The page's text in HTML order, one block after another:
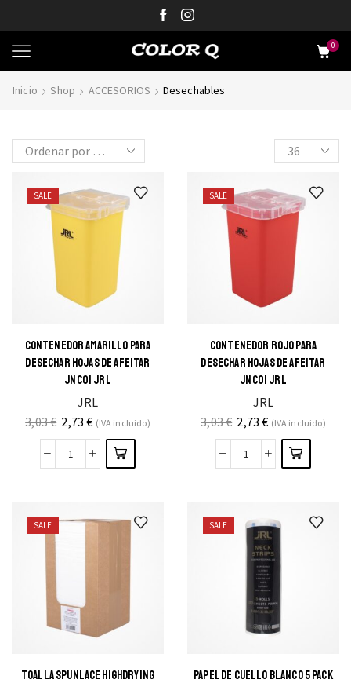
0
Inicio Shop ACCESORIOS Desechables
SALE
CONTENEDOR AMARILLO PARA
DESECHAR HOJAS DE AFEITAR
JNC01 JRL
JRL
3,03€ 2,73€ (IVA incluido)
SALE
CONTENEDOR ROJO PARA
DESECHAR HOJAS DE AFEITAR
JNC01 JRL
JRL
3,03€ 2,73€ (IVA incluido)
SALE
TOALLA SPUNLACE HIGHDRYING
SALE
PAPEL DE CUELLO BLANCO 5 PACK